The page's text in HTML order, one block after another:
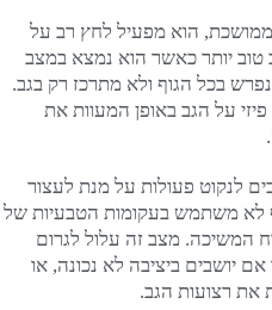
הוא מפעיל לחץ רב על
טוב יותר כאשר הוא נמצא במצב
בכל הגוף ולא מתרכז רק בגב.
על הגב באופן המעוות את
לנקוט פעולות על מנת לעצור
לא משתמש בעקומות הטבעיות של
המשיכה. מצב זה עלול לגרום
יושבים ביציבה לא נכונה, או
את רצועות הגב.